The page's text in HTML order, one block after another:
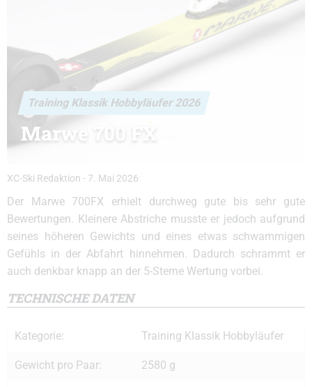
Training Klassik Hobbyläufer 2026
Marwe 700 FX
XC-Ski Redaktion - 7. Mai 2026
Der Marwe 700FX erhielt durchweg gute bis sehr gute
Bewertungen. Kleinere Abstriche musste er jedoch aufgrund
seines höheren Gewichts und eines etwas schwammigen
Gefühls in der Abfahrt hinnehmen. Dadurch schrammt er
auch denkbar knapp an der 5-Sterne Wertung vorbei.
TECHNISCHE DATEN
Kategorie: Training Klassik Hobbyläufer
Gewicht pro Paar: 2580 g